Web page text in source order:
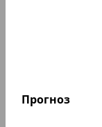
Прогноз